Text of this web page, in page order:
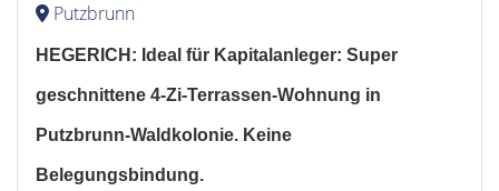
Putzbrunn
HEGERICH: Ideal für Kapitalanleger: Super
geschnittene 4-Zi-Terrassen-Wohnung in
Putzbrunn-Waldkolonie. Keine
Belegungsbindung.